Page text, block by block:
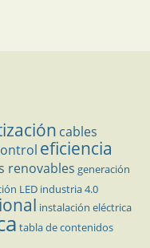
cables
eficiencia
renovables generación
LED industria 4.0
instalación eléctrica
tabla de contenidos